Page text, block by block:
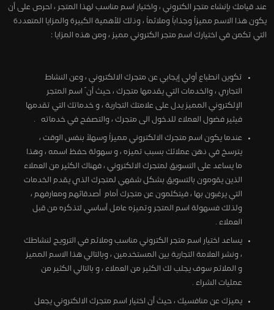
عند قيامك بإنشاء متجر الكتروني ، واختيار اسم مناسب لهذا المتجر ، احرص على أن
يكون هذا الاسم مميزاً وجذاباً وملائماً ، وذلك للأهمية الكبيرة والمزايا المتعددة
التي تكمن في اختيارك اسم متجر الكتروني مميز ، ومن هذه المزايا :
تكوين انطباع أولي إيجابي عن متجرك الالكتروني ، وعن النشاط
التجاري ، والخدمات التي يقدمها متجرك ، حيث أن ّ اسم المتجر
الإلكتروني المميز يدل على علامتك التجارية ، و خدماتك التي تقدمها
فيثير فضول العملاء للدخول الى متجرك ، والتصفح في خدماته .
عندما يكون اسم متجرك الالكتروني مميزاً وسهلاً بنفس الوقت ،
يترسخ في ذهن عملائك بسبب تميزه ، و سهولة حفظ اسمه ، وهذا
ما يساعد على التسويق لمتجرك الالكتروني ، فهناك الكثير من العملاء
الذين يقومون بالتسويق بشكل شفهي لمتجرك الذي يقدم الخدمات
التي يرغبون بها ، فيتكلمون عن متجرك أمام أصدقائهم ومعارفهم ،
ولذلك فسهولة اسم المتجر وتميزه عامل أساسي لتذكره من قبل
العملاء .
يساعد اختيار اسم متجر الكتروني مناسب وملائم في الترويج لنشاطك
، ونشر العلامة التجارية بين المستخدمين ، وبالتالي هذا الاسم المميز
و الملائم سوف يجلب لك الكثير من العملاء ، و بالتالي الكثير من
عمليات الشراء .
يميزك عن منافسيك ، حيث أن اختيار اسم متجرك الالكتروني يجعل